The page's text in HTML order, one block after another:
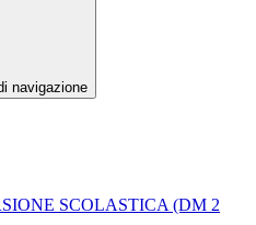
navigazione
SCOLASTICA (DM 2